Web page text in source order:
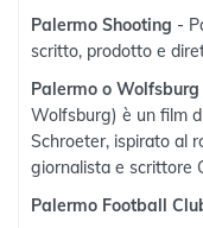
Palermo Shooting -
scritto, prodotto e
Palermo o Wolfsburg
Wolfsburg) è un film
Schroeter, ispirato al
giornalista e scrittore
Palermo Football